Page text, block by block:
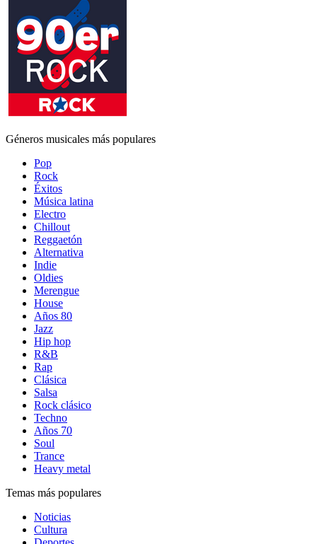
Géneros musicales más populares
Pop
Rock
Éxitos
Música latina
Electro
Chillout
Reggaetón
Alternativa
Indie
Oldies
Merengue
House
Años 80
Jazz
Hip hop
R&B
Rap
Clásica
Salsa
Rock clásico
Techno
Años 70
Soul
Trance
Heavy metal
Temas más populares
Noticias
Cultura